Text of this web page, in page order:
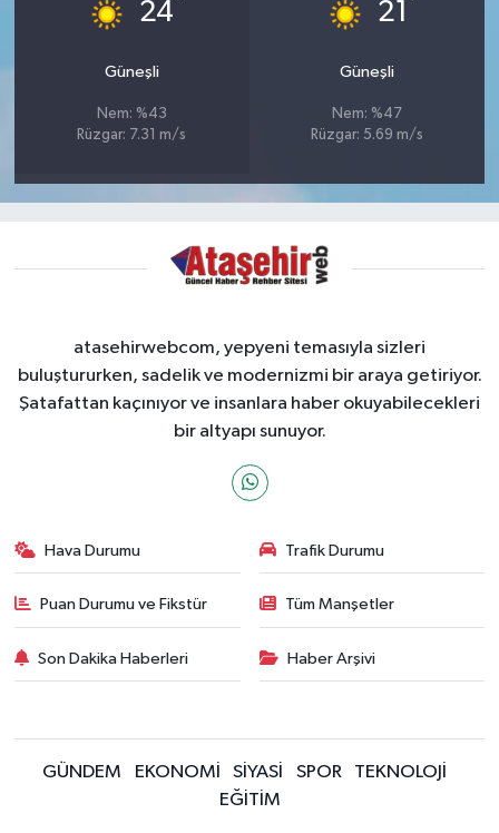
24
Güneşli
Nem: %43
Rüzgar: 7.31 m/s
21
Güneşli
Nem: %47
Rüzgar: 5.69 m/s
atasehirwebcom, yepyeni temasıyla sizleri
buluştururken, sadelik ve modernizmi bir araya getiriyor.
Şatafattan kaçınıyor ve insanlara haber okuyabilecekleri
bir altyapı sunuyor.
Hava Durumu Trafik Durumu
Puan Durumu ve Fikstür Tüm Manşetler
Son Dakika Haberleri Haber Arşivi
GÜNDEM EKONOMİ SİYASİ SPOR
TEKNOLOJİ
EĞİTİM